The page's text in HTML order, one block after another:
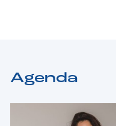
Agenda